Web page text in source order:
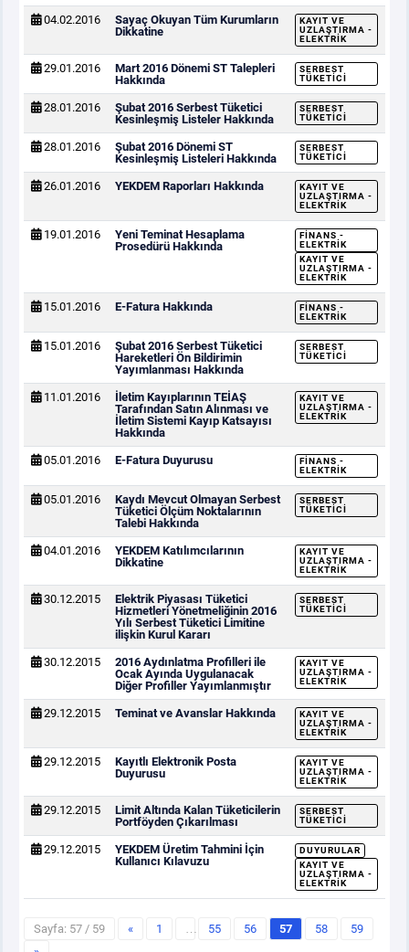
04.02.2016
Sayaç Okuyan Tüm Kurumların
Dikkatine
KAYIT VE
UZLAŞTIRMA -
ELEKTRIK
29.01.2016
Mart 2016 Dönemi ST Talepleri
Hakkında
SERBEST
TÜKETICI
28.01.2016
Şubat 2016 Serbest Tüketici
Kesinleşmiş Listeler Hakkında
SERBEST
TÜKETICI
28.01.2016
Şubat 2016 Dönemi ST
Kesinleşmiş Listeleri Hakkında
SERBEST
TÜKETICI
26.01.2016 YEKDEM Raporları Hakkında
KAYIT VE
UZLAŞTIRMA -
ELEKTRIK
19.01.2016
Yeni Teminat Hesaplama
Prosedürü Hakkında
FINANS -
ELEKTRIK
KAYIT VE
UZLAŞTIRMA -
ELEKTRIK
15.01.2016 E-Fatura Hakkında
FINANS -
ELEKTRIK
15.01.2016
Şubat 2016 Serbest Tüketici
Hareketleri Ön Bildirimin
Yayımlanması Hakkında
SERBEST
TÜKETICI
11.01.2016
İletim Kayıplarının TEİAŞ
Tarafından Satın Alınması ve
İletim Sistemi Kayıp Katsayısı
Hakkında
KAYIT VE
UZLAŞTIRMA -
ELEKTRIK
05.01.2016 E-Fatura Duyurusu
FINANS -
ELEKTRIK
05.01.2016
Kaydı Mevcut Olmayan Serbest
Tüketici Ölçüm Noktalarının
Talebi Hakkında
SERBEST
TÜKETICI
04.01.2016
YEKDEM Katılımcılarının
Dikkatine
KAYIT VE
UZLAŞTIRMA -
ELEKTRIK
30.12.2015
Elektrik Piyasası Tüketici
Hizmetleri Yönetmeliğinin 2016
Yılı Serbest Tüketici Limitine
ilişkin Kurul Kararı
SERBEST
TÜKETICI
30.12.2015
2016 Aydınlatma Profilleri ile
Ocak Ayında Uygulanacak
Diğer Profiller Yayımlanmıştır
KAYIT VE
UZLAŞTIRMA -
ELEKTRIK
29.12.2015 Teminat ve Avanslar Hakkında
KAYIT VE
UZLAŞTIRMA -
ELEKTRIK
29.12.2015
Kayıtlı Elektronik Posta
Duyurusu
KAYIT VE
UZLAŞTIRMA -
ELEKTRIK
29.12.2015
Limit Altında Kalan Tüketicilerin
Portföyden Çıkarılması
SERBEST
TÜKETICI
29.12.2015
YEKDEM Üretim Tahmini İçin
Kullanıcı Kılavuzu
DUYURULAR
KAYIT VE
UZLAŞTIRMA -
ELEKTRIK
Sayfa: 57 / 59 « 1 … 55 56 57 58
59